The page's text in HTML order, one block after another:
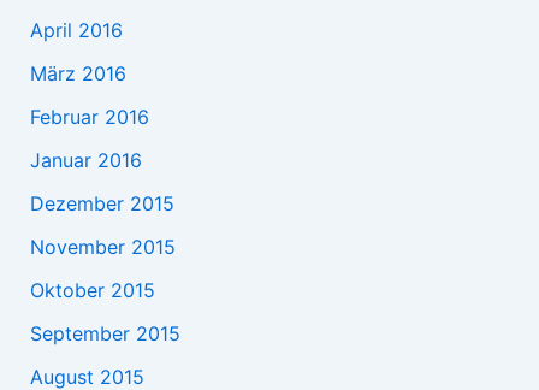
April 2016
März 2016
Februar 2016
Januar 2016
Dezember 2015
November 2015
Oktober 2015
September 2015
August 2015